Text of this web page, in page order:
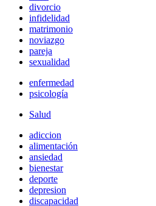
divorcio
infidelidad
matrimonio
noviazgo
pareja
sexualidad
enfermedad
psicología
Salud
adiccion
alimentación
ansiedad
bienestar
deporte
depresion
discapacidad